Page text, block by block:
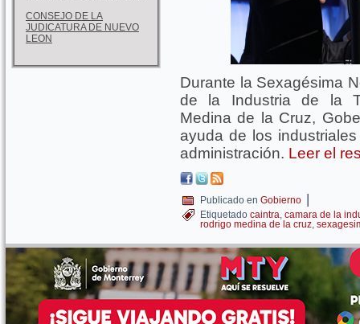
CONSEJO DE LA
JUDICATURA DE NUEVO
LEON
Durante la Sexagésima
de la Industria de la
Medina de la Cruz,
ayuda de los
administración. Leer el
Publicado en Gobierno |
Etiquetado caintra, camara de la
rodrigo medina de la cruz,